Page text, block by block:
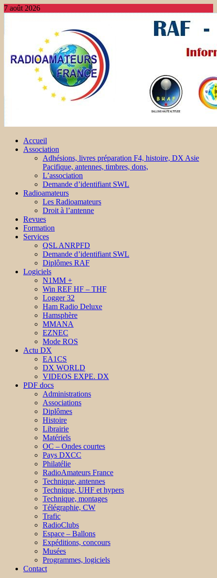
7 août 2026
Accueil
Association
Adhésions, livres préparation F4, histoire, DX Asie
Pacifique, antennes, timbres, dons,
L’association
Demande d’identifiant SWL
Radioamateurs
Les Radioamateurs
Droit à l’antenne
Revues
Formation
Services
QSL ANRPFD
Demande d’identifiant SWL
Diplômes RAF
Logiciels
N1MM +
Win REF HF – THF
Logger 32
Ham Radio Deluxe
Hamsphère
MMANA
EZNEC
Mode ROS
Actu DX
EA1CS
DX WORLD
VIDEOS EXPE. DX
PDF docs
Administrations
Associations
Diplômes
Histoire
Librairie
Matériels
OC – Ondes courtes
Pays DXCC
Philatélie
RadioAmateurs France
Technique, antennes
Technique, UHF et hypers
Technique, montages
Télégraphie, CW
Trafic
RadioClubs
Espace – Ballons
Expéditions, concours
Musées
Programmes, logiciels
Contact